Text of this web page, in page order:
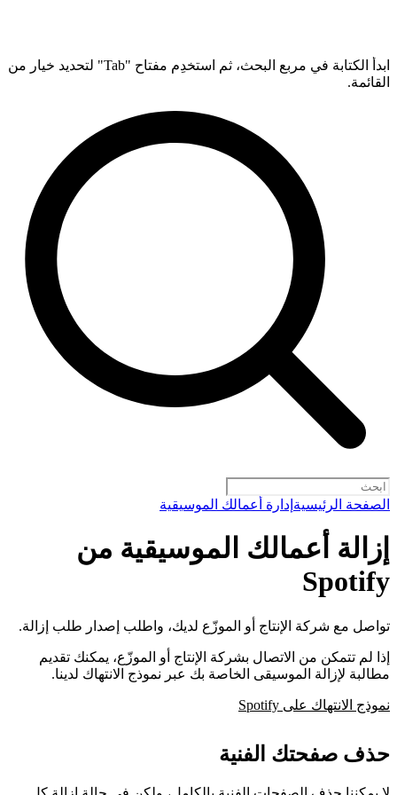
ابدأ الكتابة في مربع البحث، ثم استخدِم مفتاح "Tab" لتحديد خيار من
القائمة.
الصفحة الرئيسية إدارة أعمالك الموسيقية
إزالة أعمالك الموسيقية من
Spotify
تواصل مع شركة الإنتاج أو الموزّع لديك، واطلب إصدار طلب إزالة.
إذا لم تتمكن من الاتصال بشركة الإنتاج أو الموزّع، يمكنك تقديم
مطالبة لإزالة الموسيقى الخاصة بك عبر نموذج الانتهاك لدينا.
نموذج الانتهاك على Spotify
حذف صفحتك الفنية